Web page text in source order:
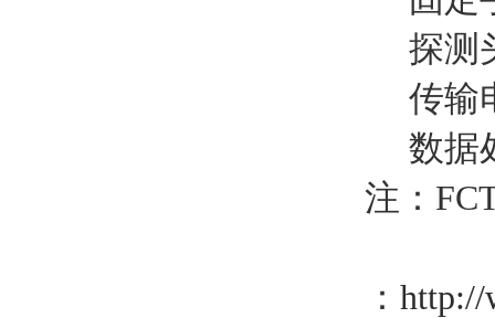
探测
传输
数据
注：
： http://